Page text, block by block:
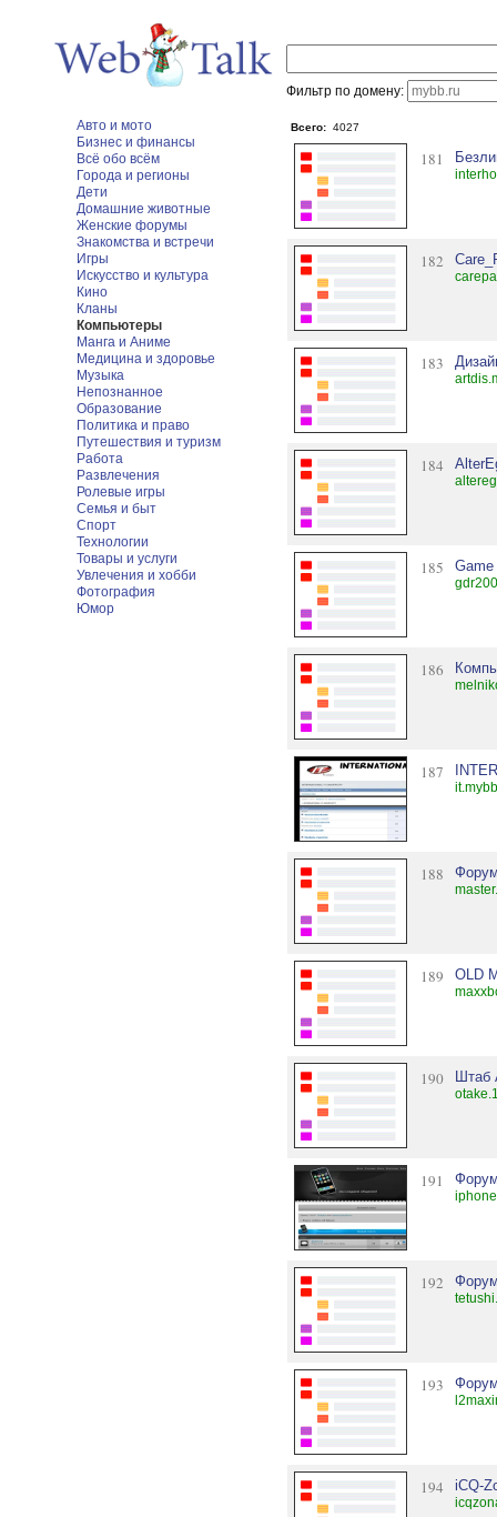
Фильтр по домену:
Авто и мото
Бизнес и финансы
Всё обо всём
Города и регионы
Дети
Домашние животные
Женские форумы
Знакомства и встречи
Игры
Искусство и культура
Кино
Кланы
Компьютеры
Манга и Аниме
Медицина и здоровье
Музыка
Непознанное
Образование
Политика и право
Путешествия и туризм
Работа
Развлечения
Ролевые игры
Семья и быт
Спорт
Технологии
Товары и услуги
Увлечения и хобби
Фотография
Юмор
Всего: 4027
181
182
183
184
185
186
187
188
189 OLD
190 Штаб
191
192
193
194 iCQ-